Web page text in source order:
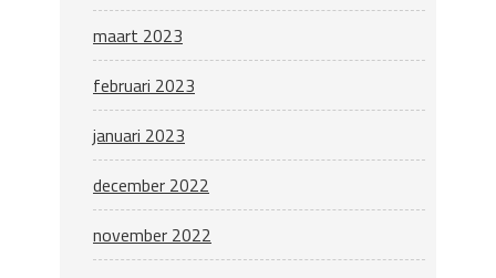
maart 2023
februari 2023
januari 2023
december 2022
november 2022